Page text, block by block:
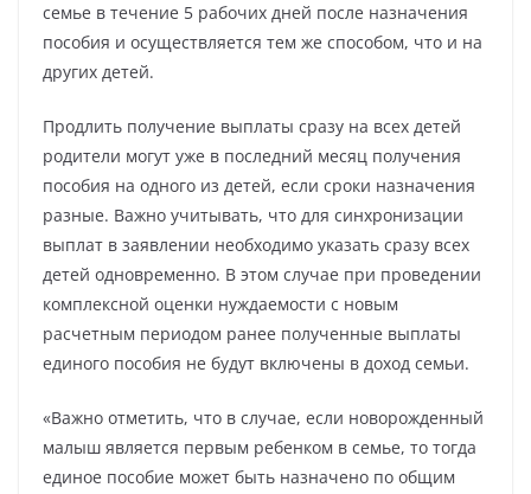
семье в течение 5 рабочих дней после назначения
пособия и осуществляется тем же способом, что и на
других детей.
Продлить получение выплаты сразу на всех детей
родители могут уже в последний месяц получения
пособия на одного из детей, если сроки назначения
разные. Важно учитывать, что для синхронизации
выплат в заявлении необходимо указать сразу всех
детей одновременно. В этом случае при проведении
комплексной оценки нуждаемости с новым
расчетным периодом ранее полученные выплаты
единого пособия не будут включены в доход семьи.
«Важно отметить, что в случае, если новорожденный
малыш является первым ребенком в семье, то тогда
единое пособие может быть назначено по общим